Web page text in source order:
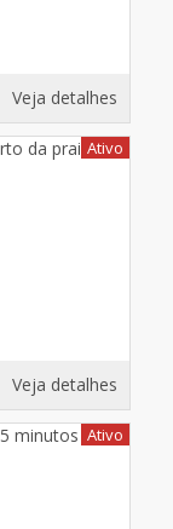
Veja detalhes
Ativo
Veja detalhes
Ativo